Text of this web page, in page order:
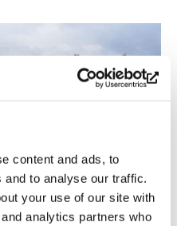
content and ads, to
to analyse our traffic.
your use of our site with
analytics partners who